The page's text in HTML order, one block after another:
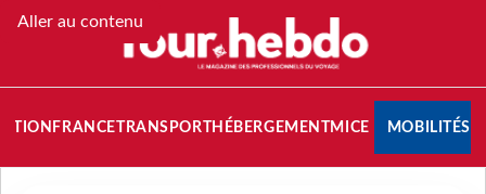
Aller au contenu
FRANCETRANSPORT HÉBERGEMENTMICE MOBILITÉS